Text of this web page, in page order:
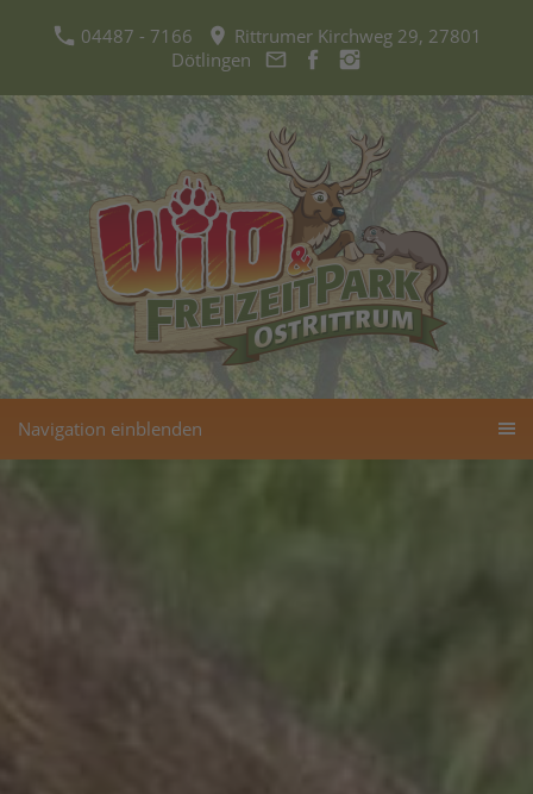
04487 - 7166
Rittrumer Kirchweg 29, 27801
Dötlingen
Navigation einblenden